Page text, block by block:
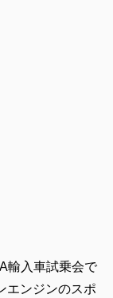
輸入車試乗会で
エンジンのスポ